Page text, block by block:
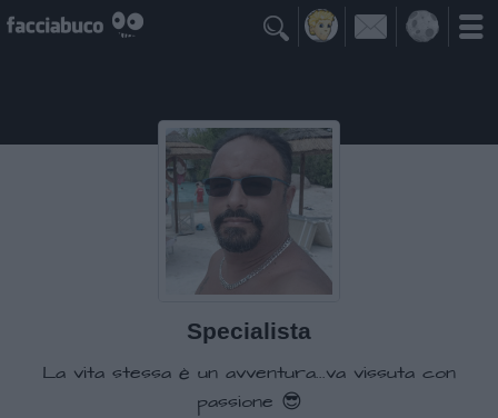

Specialista
La vita stessa è un avventura...va vissuta con
passione 😎